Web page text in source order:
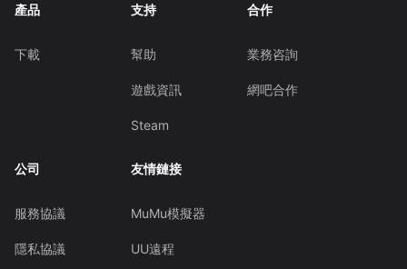
產品
下載
支持
幫助
遊戲資訊
Steam
合作
業務咨詢
網吧合作
公司
服務協議
隱私協議
友情鏈接
MuMu模擬器
UU遠程